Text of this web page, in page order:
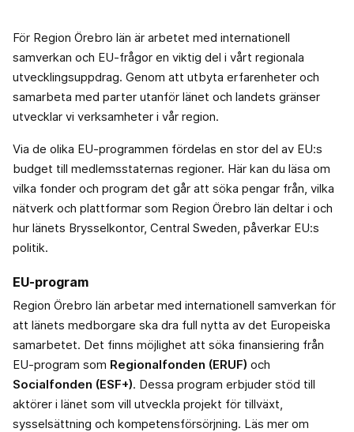
För Region Örebro län är arbetet med internationell
samverkan och EU-frågor en viktig del i vårt regionala
utvecklingsuppdrag. Genom att utbyta erfarenheter och
samarbeta med parter utanför länet och landets gränser
utvecklar vi verksamheter i vår region.
Via de olika EU-programmen fördelas en stor del av EU:s
budget till medlemsstaternas regioner. Här kan du läsa om
vilka fonder och program det går att söka pengar från, vilka
nätverk och plattformar som Region Örebro län deltar i och
hur länets Brysselkontor, Central Sweden, påverkar EU:s
politik.
EU-program
Region Örebro län arbetar med internationell samverkan för
att länets medborgare ska dra full nytta av det Europeiska
samarbetet. Det finns möjlighet att söka finansiering från
EU-program som Regionalfonden (ERUF) och
Socialfonden (ESF+). Dessa program erbjuder stöd till
aktörer i länet som vill utveckla projekt för tillväxt,
sysselsättning och kompetensförsörjning. Läs mer om